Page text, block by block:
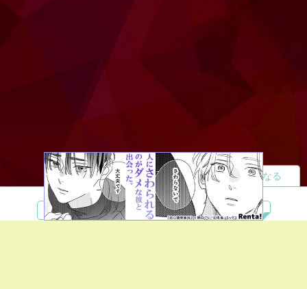
夢小説 ツイステ R18 鬼滅の刃 BL
読者になる